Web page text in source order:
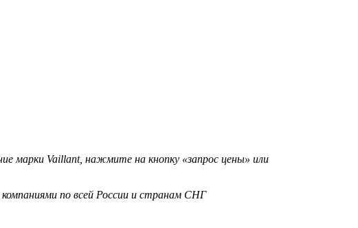
марки Vaillant, нажмите на кнопку «запрос цены» или
по всей России и странам СНГ